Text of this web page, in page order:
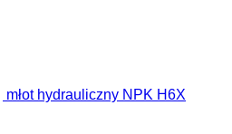
młot hydrauliczny NPK H6X